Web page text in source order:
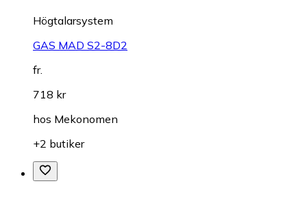
Högtalarsystem
GAS MAD S2-8D2
fr.
718 kr
hos Mekonomen
+2 butiker